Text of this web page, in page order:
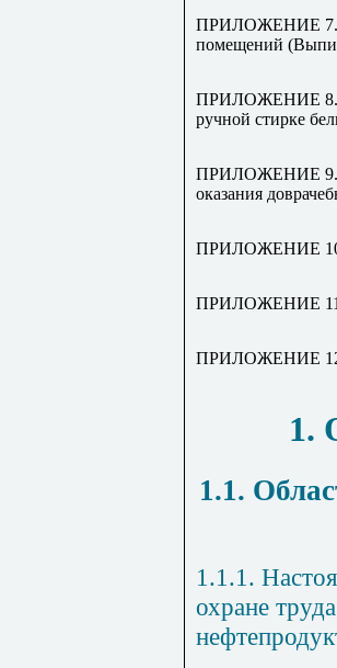
ПРИЛОЖЕНИЕ 7.
помещений
ПРИЛОЖЕНИЕ 8.
ручной стирке
ПРИЛОЖЕНИЕ 9.
оказания
ПРИЛОЖЕНИЕ 10.
ПРИЛОЖЕНИЕ 11.
ПРИЛОЖЕНИЕ 12.
1.
1.1.
1.1.1.
охране